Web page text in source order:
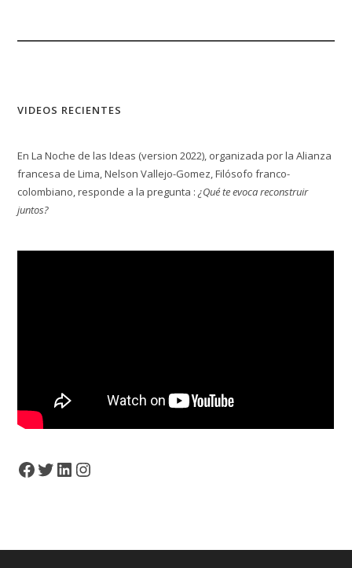
VIDEOS RECIENTES
En La Noche de las Ideas (version 2022), organizada por la Alianza
francesa de Lima, Nelson Vallejo-Gomez, Filósofo franco-
colombiano, responde a la pregunta :¿Qué te evoca reconstruir
juntos?
Facebook
TwitterLinkedInInstagram